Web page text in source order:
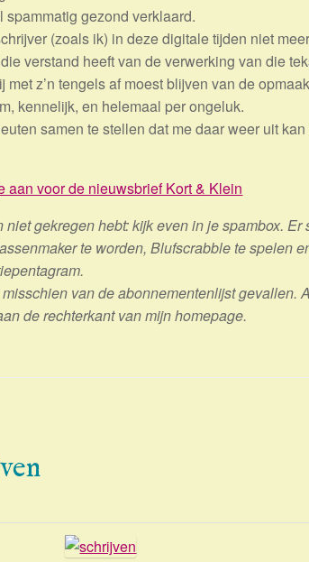
gezond verklaard.
(zoals ik) in deze digitale tijden niet
verstand heeft van de verwerking van die
z’n tengels af moest blijven van de
kennelijk, en helemaal per ongeluk.
samen te stellen dat me daar weer uit
aan voor de nieuwsbrief Kort & Klein
gekregen hebt: kijk even in je spambox. Er
te worden, Blufscrabble te spelen
van de abonnementenlijst gevallen.
de rechterkant van mijn homepage.